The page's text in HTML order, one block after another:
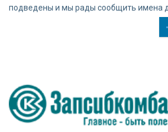
подведены и мы рады сообщить имена